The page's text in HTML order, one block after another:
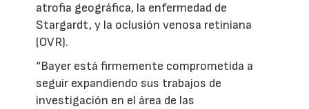
atrofia geográfica, la enfermedad de
Stargardt, y la oclusión venosa retiniana
(OVR).
“Bayer está firmemente comprometida a
seguir expandiendo sus trabajos de
investigación en el área de las